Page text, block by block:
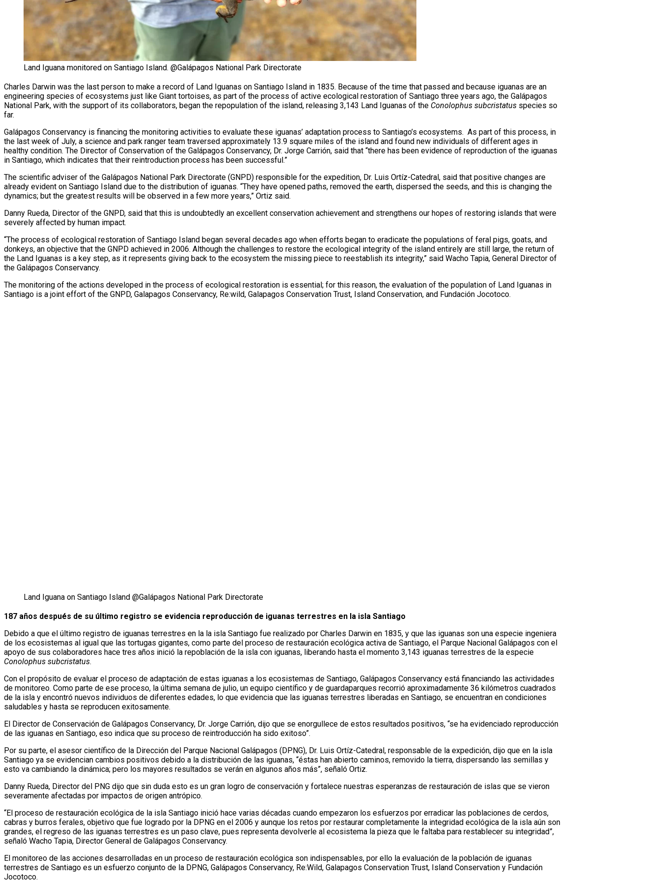
Land Iguana monitored on Santiago Island. @Galápagos National Park Directorate
Charles Darwin was the last person to make a record of Land Iguanas on Santiago Island in 1835. Because of the time that passed and because iguanas are an
engineering species of ecosystems just like Giant tortoises, as part of the process of active ecological restoration of Santiago three years ago, the Galápagos
National Park, with the support of its collaborators, began the repopulation of the island, releasing 3,143 Land Iguanas of the Conolophus subcristatus species so
far.
Galápagos Conservancy is financing the monitoring activities to evaluate these iguanas’ adaptation process to Santiago’s ecosystems. As part of this process, in
the last week of July, a science and park ranger team traversed approximately 13.9 square miles of the island and found new individuals of different ages in
healthy condition. The Director of Conservation of the Galápagos Conservancy, Dr. Jorge Carrión, said that “there has been evidence of reproduction of the iguanas
in Santiago, which indicates that their reintroduction process has been successful.”
The scientific adviser of the Galápagos National Park Directorate (GNPD) responsible for the expedition, Dr. Luis Ortíz-Catedral, said that positive changes are
already evident on Santiago Island due to the distribution of iguanas. “They have opened paths, removed the earth, dispersed the seeds, and this is changing the
dynamics; but the greatest results will be observed in a few more years,” Ortiz said.
Danny Rueda, Director of the GNPD, said that this is undoubtedly an excellent conservation achievement and strengthens our hopes of restoring islands that were
severely affected by human impact.
“The process of ecological restoration of Santiago Island began several decades ago when efforts began to eradicate the populations of feral pigs, goats, and
donkeys, an objective that the GNPD achieved in 2006. Although the challenges to restore the ecological integrity of the island entirely are still large, the return of
the Land Iguanas is a key step, as it represents giving back to the ecosystem the missing piece to reestablish its integrity,” said Wacho Tapia, General Director of
the Galápagos Conservancy.
The monitoring of the actions developed in the process of ecological restoration is essential; for this reason, the evaluation of the population of Land Iguanas in
Santiago is a joint effort of the GNPD, Galapagos Conservancy, Re:wild, Galapagos Conservation Trust, Island Conservation, and Fundación Jocotoco.
Land Iguana on Santiago Island @Galápagos National Park Directorate
187 años después de su último registro se evidencia reproducción de iguanas terrestres en la isla Santiago
Debido a que el último registro de iguanas terrestres en la la isla Santiago fue realizado por Charles Darwin en 1835, y que las iguanas son una especie ingeniera
de los ecosistemas al igual que las tortugas gigantes, como parte del proceso de restauración ecológica activa de Santiago, el Parque Nacional Galápagos con el
apoyo de sus colaboradores hace tres años inició la repoblación de la isla con iguanas, liberando hasta el momento 3,143 iguanas terrestres de la especie
Conolophus subcristatus.
Con el propósito de evaluar el proceso de adaptación de estas iguanas a los ecosistemas de Santiago, Galápagos Conservancy está financiando las actividades
de monitoreo. Como parte de ese proceso, la última semana de julio, un equipo científico y de guardaparques recorrió aproximadamente 36 kilómetros cuadrados
de la isla y encontró nuevos individuos de diferentes edades, lo que evidencia que las iguanas terrestres liberadas en Santiago, se encuentran en condiciones
saludables y hasta se reproducen exitosamente.
El Director de Conservación de Galápagos Conservancy, Dr. Jorge Carrión, dijo que se enorgullece de estos resultados positivos, “se ha evidenciado reproducción
de las iguanas en Santiago, eso indica que su proceso de reintroducción ha sido exitoso”.
Por su parte, el asesor científico de la Dirección del Parque Nacional Galápagos (DPNG), Dr. Luis Ortíz-Catedral, responsable de la expedición, dijo que en la isla
Santiago ya se evidencian cambios positivos debido a la distribución de las iguanas, “éstas han abierto caminos, removido la tierra, dispersando las semillas y
esto va cambiando la dinámica; pero los mayores resultados se verán en algunos años más”, señaló Ortiz.
Danny Rueda, Director del PNG dijo que sin duda esto es un gran logro de conservación y fortalece nuestras esperanzas de restauración de islas que se vieron
severamente afectadas por impactos de origen antrópico.
“El proceso de restauración ecológica de la isla Santiago inició hace varias décadas cuando empezaron los esfuerzos por erradicar las poblaciones de cerdos,
cabras y burros ferales, objetivo que fue logrado por la DPNG en el 2006 y aunque los retos por restaurar completamente la integridad ecológica de la isla aún son
grandes, el regreso de las iguanas terrestres es un paso clave, pues representa devolverle al ecosistema la pieza que le faltaba para restablecer su integridad”,
señaló Wacho Tapia, Director General de Galápagos Conservancy.
El monitoreo de las acciones desarrolladas en un proceso de restauración ecológica son indispensables, por ello la evaluación de la población de iguanas
terrestres de Santiago es un esfuerzo conjunto de la DPNG, Galápagos Conservancy, Re:Wild, Galapagos Conservation Trust, Island Conservation y Fundación
Jocotoco.